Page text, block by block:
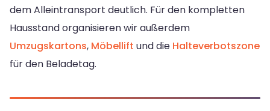
dem Alleintransport deutlich. Für den kompletten
Hausstand organisieren wir außerdem
Umzugskartons, Möbellift und die Halteverbotszone
für den Beladetag.